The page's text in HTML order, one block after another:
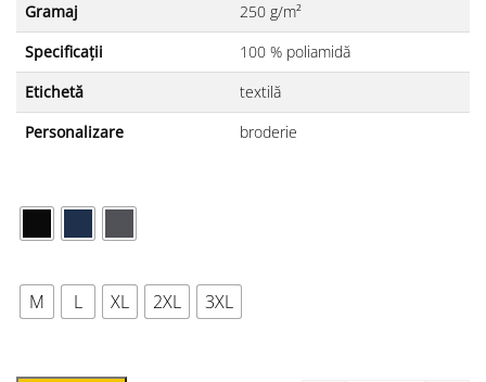
Gramaj
250 g/m²
Specificații
100 % poliamidă
Etichetă
textilă
Personalizare
broderie
M L XL 2XL 3XL